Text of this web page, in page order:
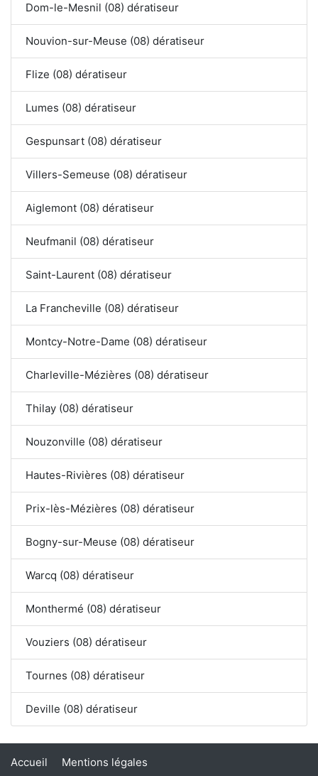
Dom-le-Mesnil (08) dératiseur
Nouvion-sur-Meuse (08) dératiseur
Flize (08) dératiseur
Lumes (08) dératiseur
Gespunsart (08) dératiseur
Villers-Semeuse (08) dératiseur
Aiglemont (08) dératiseur
Neufmanil (08) dératiseur
Saint-Laurent (08) dératiseur
La Francheville (08) dératiseur
Montcy-Notre-Dame (08) dératiseur
Charleville-Mézières (08) dératiseur
Thilay (08) dératiseur
Nouzonville (08) dératiseur
Hautes-Rivières (08) dératiseur
Prix-lès-Mézières (08) dératiseur
Bogny-sur-Meuse (08) dératiseur
Warcq (08) dératiseur
Monthermé (08) dératiseur
Vouziers (08) dératiseur
Tournes (08) dératiseur
Deville (08) dératiseur
Accueil Mentions légales